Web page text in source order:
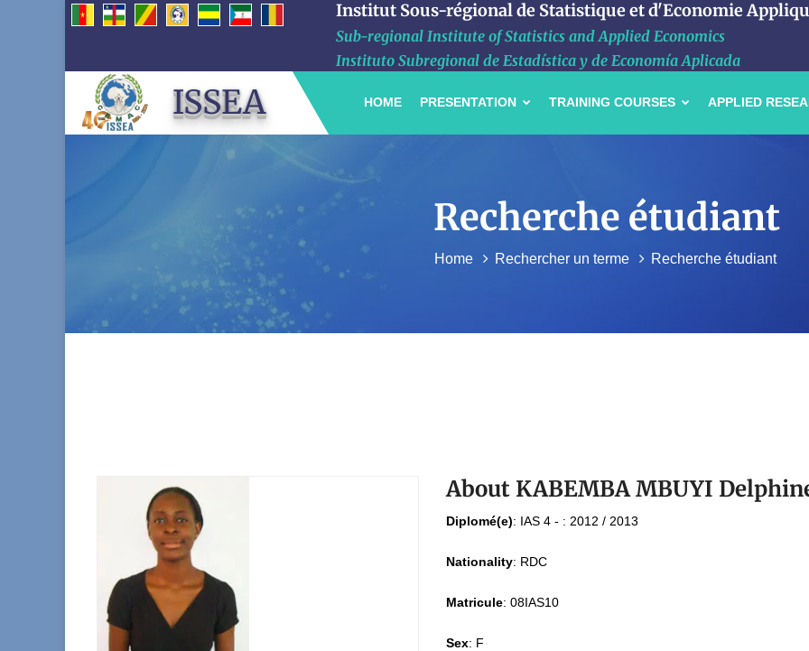
Institut Sous-régional de Statistique et d'Economie
Sub-regional Institute of Statistics and Applied Economics
Instituto Subregional de Estadística y de Economía Aplicada
ISSEA HOME PRESENTATION TRAINING COURSES APPLIED
Recherche étudiant
Home Rechercher un terme Recherche étudiant
About KABEMBA MBUYI
Diplomé(e): IAS 4 - : 2012 / 2013
Nationality: RDC
Matricule: 08IAS10
Sex: F